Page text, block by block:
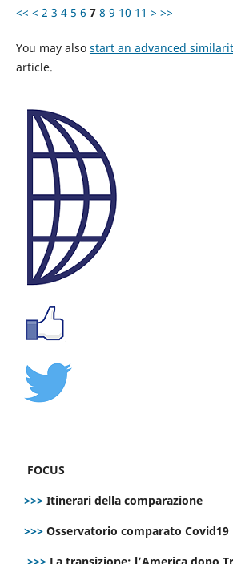
<< < 2 3 4 5 6 7 8 9 10 11 > >>
You may also start an advanced
article.
FOCUS
>>> Itinerari della comparazione
>>> Osservatorio comparato Covid19